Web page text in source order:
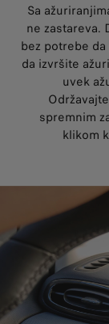
Sa
ne zastareva.
bez potrebe
da izvršite
uvek
spremnim
klikom